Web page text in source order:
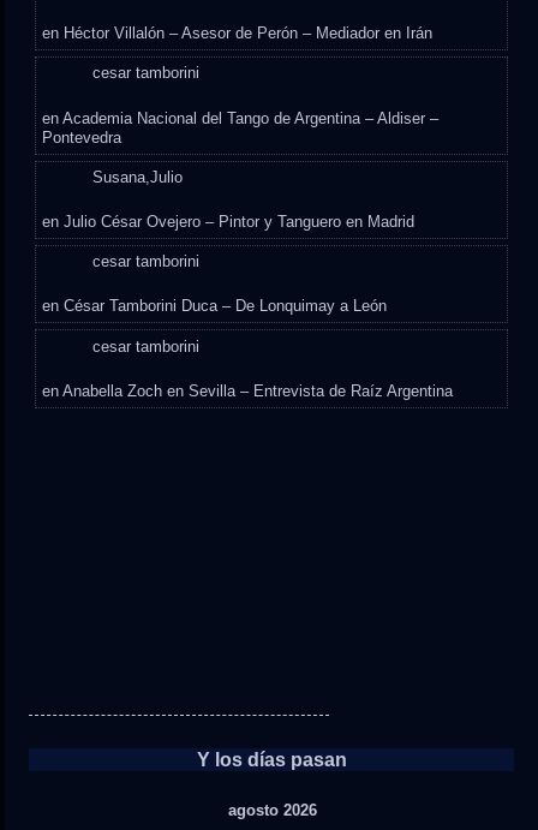
en Héctor Villalón – Asesor de Perón – Mediador en Irán
cesar tamborini
enAcademia Nacional del Tango de Argentina – Aldiser –
Pontevedra
Susana,Julio
enJulio César Ovejero – Pintor y Tanguero en Madrid
cesar tamborini
enCésar Tamborini Duca – De Lonquimay a León
cesar tamborini
enAnabella Zoch en Sevilla – Entrevista de Raíz Argentina
Y los días pasan
agosto 2026